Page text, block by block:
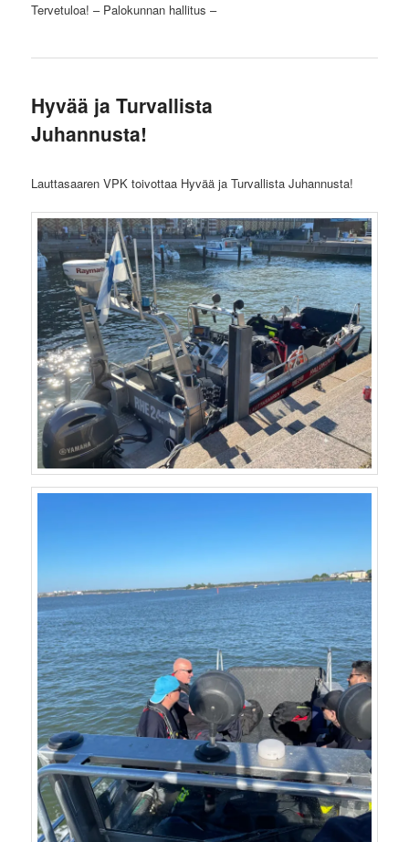
Tervetuloa! – Palokunnan hallitus –
Hyvää ja Turvallista
Juhannusta!
Lauttasaaren VPK toivottaa Hyvää ja Turvallista Juhannusta!